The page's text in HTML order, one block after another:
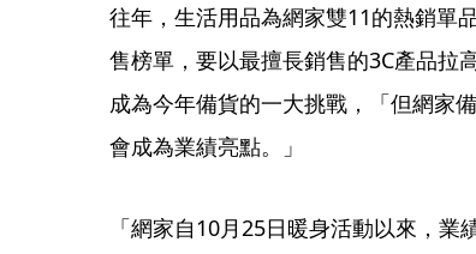
往年，生活用品為網家雙11的熱銷單
售榜單，要以最擅長銷售的3C產品拉
成為今年備貨的一大挑戰，「但網家
會成為業績亮點。」
「網家自10月25日暖身活動以來，